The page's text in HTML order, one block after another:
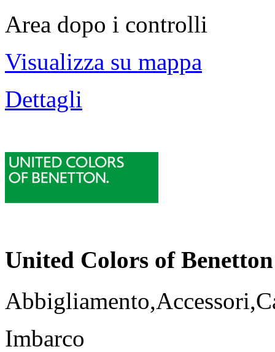
Area dopo i controlli
Visualizza su mappa
Dettagli
United Colors of Benetton
Imbarco